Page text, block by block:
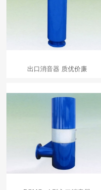
出口消音器 质优价廉